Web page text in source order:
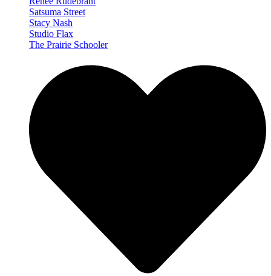
Satsuma Street
Stacy Nash
Studio Flax
The Prairie Schooler